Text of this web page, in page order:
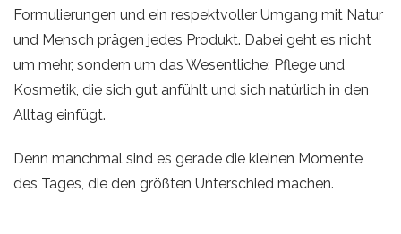
Formulierungen und ein respektvoller Umgang mit Natur
und Mensch prägen jedes Produkt. Dabei geht es nicht
um mehr, sondern um das Wesentliche: Pflege und
Kosmetik, die sich gut anfühlt und sich natürlich in den
Alltag einfügt.
Denn manchmal sind es gerade die kleinen Momente
des Tages, die den größten Unterschied machen.